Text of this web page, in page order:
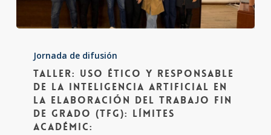
Uso
ético
responsable
Jornada de difusión
Taller: Uso ético y responsable
de la Inteligencia Artificial en
la elaboración del Trabajo Fin
de Grado (TFG): límites
académic: